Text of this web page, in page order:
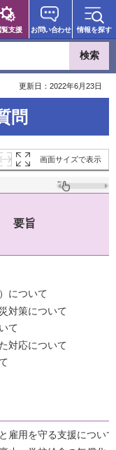
覧支援 お問い合わせ 情報を探す
更新日：2022年6月23日
問
画面サイズで表示
要旨
について
対策について
て
対応について
雇用を守る支援について